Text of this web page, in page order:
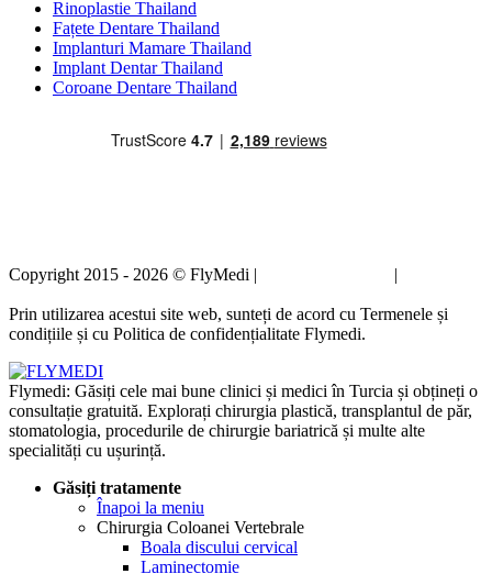
Rinoplastie Thailand
Fațete Dentare Thailand
Implanturi Mamare Thailand
Implant Dentar Thailand
Coroane Dentare Thailand
Copyright 2015 - 2026 © FlyMedi | |
Prin utilizarea acestui site web, sunteți de acord cu Termenele și
condițiile și cu Politica de confidențialitate Flymedi.
Flymedi: Găsiți cele mai bune clinici și medici în Turcia și obțineți o
consultație gratuită. Explorați chirurgia plastică, transplantul de păr,
stomatologia, procedurile de chirurgie bariatrică și multe alte
specialități cu ușurință.
Găsiți tratamente
Înapoi la meniu
Chirurgia Coloanei Vertebrale
Boala discului cervical
Laminectomie